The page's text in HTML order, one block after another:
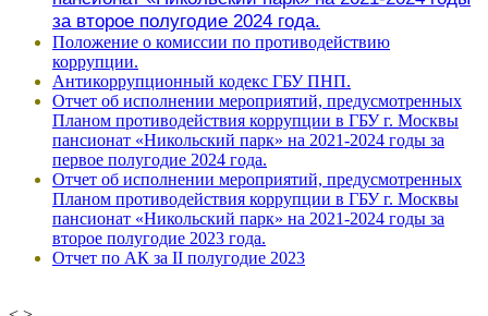
за второе полугодие 2024 года.
Положение о комиссии по противодействию
коррупции.
Антикоррупционный кодекс ГБУ ПНП.
Отчет об исполнении мероприятий, предусмотренных
Планом противодействия коррупции в ГБУ г. Москвы
пансионат «Никольский парк» на 2021-2024 годы за
первое полугодие 2024 года.
Отчет об исполнении мероприятий, предусмотренных
Планом противодействия коррупции в ГБУ г. Москвы
пансионат «Никольский парк» на 2021-2024 годы за
второе полугодие 2023 года.
Отчет по АК за II полугодие 2023